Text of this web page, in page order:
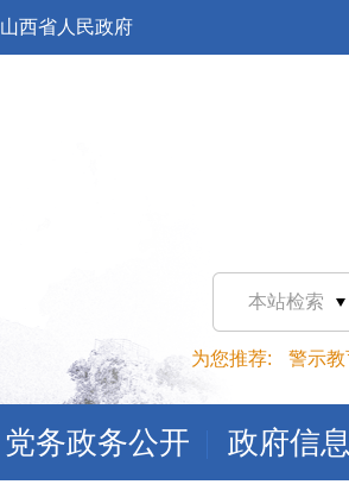
山西省人民政府
本站检索
为您推荐: 警示教
党务政务公开 政府信